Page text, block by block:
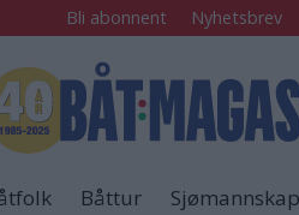
Bli abonnent Nyhetsbrev
Båttur Sjømannskap